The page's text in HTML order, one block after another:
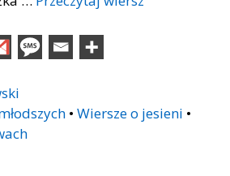
• Wiersze o jesieni •